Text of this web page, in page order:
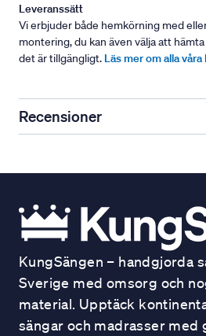
Leveranssätt
Vi erbjuder både hemkörning med
montering, du kan även välja att
det är tillgängligt. Läs mer om alla
Recensioner
KungSängen – handgjorda
Sverige med omsorg och
material. Upptäck
sängar och madrasser med